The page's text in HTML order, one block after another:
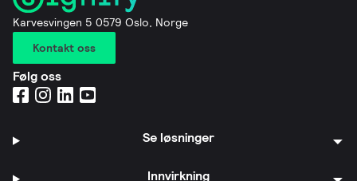
Karvesvingen 5 0579 Oslo, Norge
Kontakt oss
Følg oss
Se løsninger
Innvirkning